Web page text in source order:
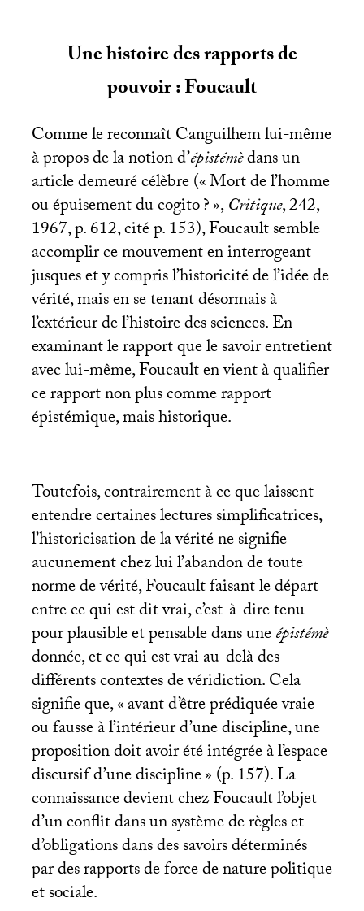
Une histoire des rapports de
pouvoir : Foucault
Comme le reconnaît Canguilhem lui-même
à propos de la notion d’épistémèdans un
article demeuré célèbre («Mort de l’homme
ou épuisement du cogito?»,Critique, 242,
1967, p. 612, cité p. 153), Foucault semble
accomplir ce mouvement en interrogeant
jusques et y compris l’historicité de l’idée de
vérité, mais en se tenant désormais à
l’extérieur de l’histoire des sciences. En
examinant le rapport que le savoir entretient
avec lui-même, Foucault en vient à qualifier
ce rapport non plus comme rapport
épistémique, mais historique.
Toutefois, contrairement à ce que laissent
entendre certaines lectures simplificatrices,
l’historicisation de la vérité ne signifie
aucunement chez lui l’abandon de toute
norme de vérité, Foucault faisant le départ
entre ce qui est dit vrai, c’est-à-dire tenu
pour plausible et pensable dans uneépistémè
donnée, et ce qui est vrai au-delà des
différents contextes de véridiction. Cela
signifie que, «avant d’être prédiquée vraie
ou fausse à l’intérieur d’une discipline, une
proposition doit avoir été intégrée à l’espace
discursif d’une discipline» (p. 157). La
connaissance devient chez Foucault l’objet
d’un conflit dans un système de règles et
d’obligations dans des savoirs déterminés
par des rapports de force de nature politique
et sociale.